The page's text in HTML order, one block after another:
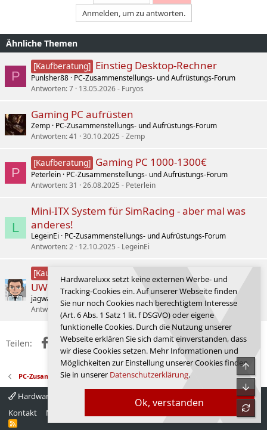
Anmelden, um zu antworten.
Ähnliche Themen
P
[Kaufberatung] Einstieg Desktop-Rechner
Punlsher88 PC-Zusammenstellungs- und Aufrüstungs-Forum
Antworten 7 13.05.2026 Furyos
Gaming PC aufrüsten
Zemp PC-Zusammenstellungs- und Aufrüstungs-Forum
Antworten 41 30.10.2025 Zemp
P
[Kaufberatung] Gaming PC 1000-1300€
Peterlein PC-Zusammenstellungs- und Aufrüstungs-Forum
Antworten 31 26.08.2025 Peterlein
L
Mini-ITX System für SimRacing - aber mal was
anderes!
LegeinEi
PC-Zusammenstellungs- und Aufrüstungs-Forum
Antworten 2 12.10.2025 LegeinEi
[Kaufberatung]
UWQHD bis ca. 1700€
jagwar
PC-Zusammenstellungs- und Aufrüstungs-Forum
Antworten 8 14.10.2025 jagwar
Teilen: FacebookX (Twitter)
RedditWhatsApp
E-MailLink
PC-Zusammenstellungs- und Aufrüstungs-Forum
Hardwareluxx 4.0
Kontakt
Nutzungsbedingungen Startseite
R
Ok, verstanden
Hardwareluxx setzt keine externen Werbe- und
Tracking-Cookies ein. Auf unserer Webseite finden
Sie nur noch Cookies nach berechtigtem Interesse
(Art. 6 Abs. 1 Satz 1 lit. f DSGVO) oder eigene
funktionelle Cookies. Durch die Nutzung unserer
Webseite erklären Sie sich damit einverstanden, dass
wir diese Cookies setzen. Mehr Informationen und
Möglichkeiten zur Einstellung unserer Cookies finden
Sie in unserer Datenschutzerklärung.